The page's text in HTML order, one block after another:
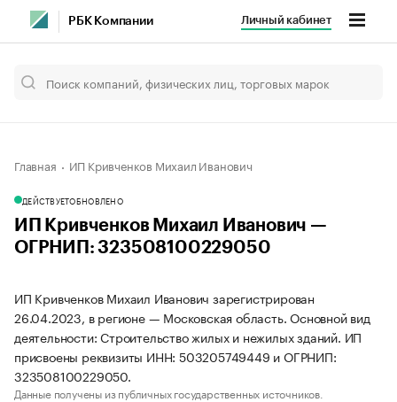
РБК Компании Личный кабинет
Главная ИП Кривченков Михаил Иванович
ДЕЙСТВУЕТОБНОВЛЕНО
ИП Кривченков Михаил Иванович —
ОГРНИП: 323508100229050
ИП Кривченков Михаил Иванович зарегистрирован
26.04.2023, в регионе — Московская область. Основной вид
деятельности: Строительство жилых и нежилых зданий. ИП
присвоены реквизиты ИНН: 503205749449 и ОГРНИП:
323508100229050.
Данные получены из публичных государственных источников.